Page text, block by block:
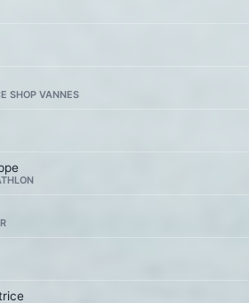
SHOP VANNES